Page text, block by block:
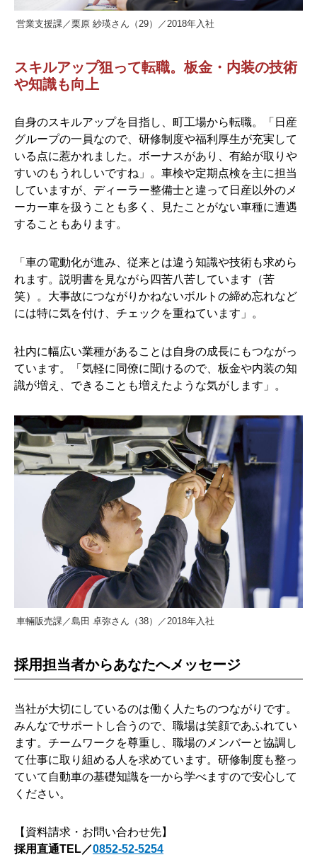
営業支援課／栗原 紗瑛さん（29）／2018年入社
スキルアップ狙って転職。板金・内装の技術
や知識も向上
自身のスキルアップを目指し、町工場から転職。「日産
グループの一員なので、研修制度や福利厚生が充実して
いる点に惹かれました。ボーナスがあり、有給が取りや
すいのもうれしいですね」。車検や定期点検を主に担当
していますが、ディーラー整備士と違って日産以外のメ
ーカー車を扱うことも多く、見たことがない車種に遭遇
することもあります。
「車の電動化が進み、従来とは違う知識や技術も求めら
れます。説明書を見ながら四苦八苦しています（苦
笑）。大事故につながりかねないボルトの締め忘れなど
には特に気を付け、チェックを重ねています」。
社内に幅広い業種があることは自身の成長にもつながっ
ています。「気軽に同僚に聞けるので、板金や内装の知
識が増え、できることも増えたような気がします」。
車輛販売課／島田 卓弥さん（38）／2018年入社
採用担当者からあなたへメッセージ
当社が大切にしているのは働く人たちのつながりです。
みんなでサポートし合うので、職場は笑顔であふれてい
ます。チームワークを尊重し、職場のメンバーと協調し
て仕事に取り組める人を求めています。研修制度も整っ
ていて自動車の基礎知識を一から学べますので安心して
ください。
【資料請求・お問い合わせ先】
採用直通TEL／0852-52-5254